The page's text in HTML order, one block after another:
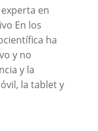
en
En los
ha
y no
y la
la tablet y